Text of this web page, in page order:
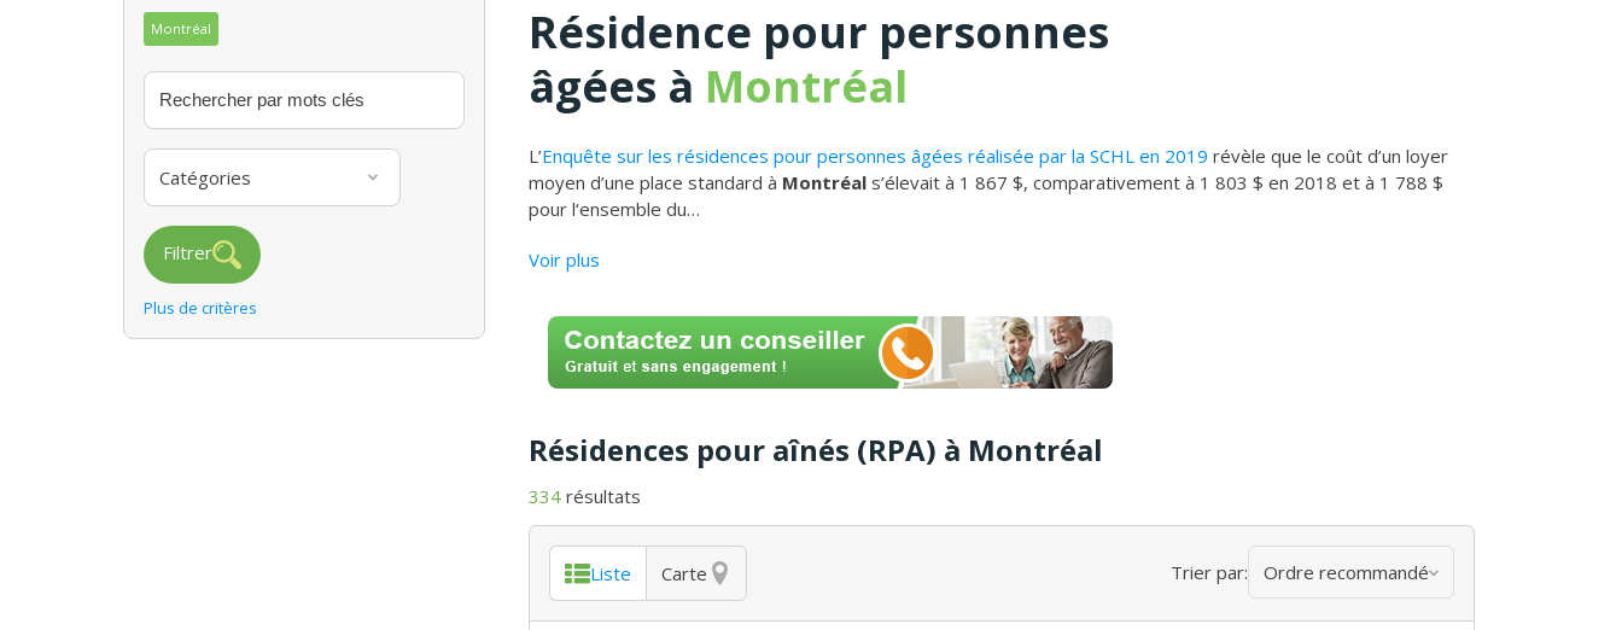
Montréal
Catégories
Filtrer
Plus de critères
Résidence pour personnes
âgées à Montréal
L’Enquête sur les résidences pour personnes âgées réalisée par la SCHL en 2019 révèle que le coût d’un loyer
moyen d’une place standard à Montréal s’élevait à 1 867 $, comparativement à 1 803 $ en 2018 et à 1 788 $
pour l‘ensemble du…
Voir plus
Résidences pour aînés (RPA) à Montréal
334 résultats
Liste Carte Trier par: Ordre recommandé